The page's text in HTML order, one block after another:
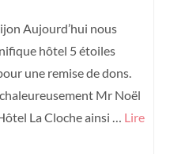
Aujourd’hui nous
hôtel 5 étoiles
une remise de dons.
Mr Noël
La Cloche ainsi … Lire